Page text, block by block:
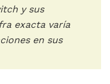
y sus
exacta varía
en sus